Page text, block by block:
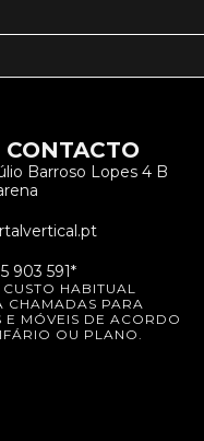
Barroso Lopes 4 B
903 591*
HABITUAL
CHAMADAS PARA
E MÓVEIS DE ACORDO
OU PLANO.